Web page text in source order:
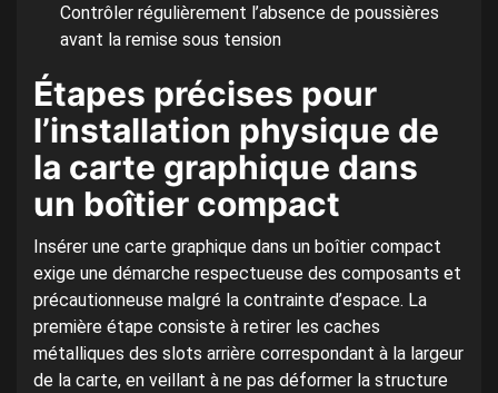
Contrôler régulièrement l’absence de poussières
avant la remise sous tension
Étapes précises pour
l’installation physique de
la carte graphique dans
un boîtier compact
Insérer une carte graphique dans un boîtier compact
exige une démarche respectueuse des composants et
précautionneuse malgré la contrainte d’espace. La
première étape consiste à retirer les caches
métalliques des slots arrière correspondant à la largeur
de la carte, en veillant à ne pas déformer la structure